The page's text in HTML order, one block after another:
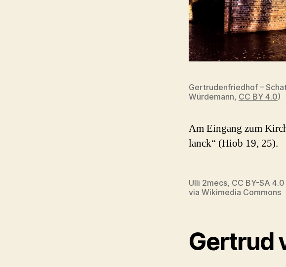
Gertrudenfriedhof –
Würdemann, CC BY 4.0)
Am Eingang zum
lanck“ (Hiob 19, 25).
Ulli 2mecs, CC BY-SA 4.0
via Wikimedia Commons
Gertrud